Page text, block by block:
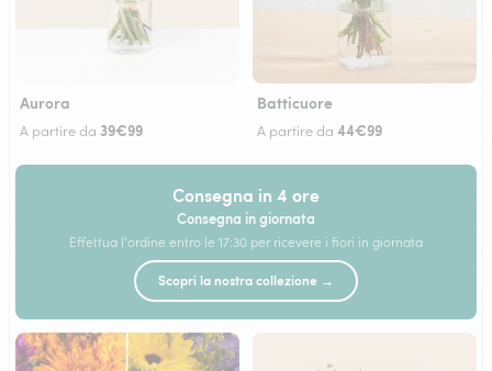
Aurora
A partire da 39€99
Batticuore
A partire da 44€99
Consegna in 4 ore
Consegna in giornata
Effettua l'ordine entro le 17:30 per ricevere i fiori in giornata
Scopri la nostra collezione →